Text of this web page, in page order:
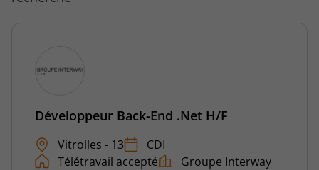
Développeur Back-End .Net H/F
Vitrolles - 13
CDI
Télétravail accepté
Groupe Interway